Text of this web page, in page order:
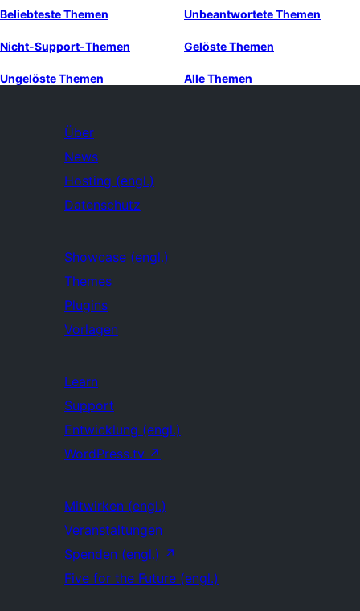
Beliebteste Themen Unbeantwortete Themen
Nicht-Support-Themen Gelöste Themen
Ungelöste Themen Alle Themen
Über
News
Hosting (engl.)
Datenschutz
Showcase (engl.)
Themes
Plugins
Vorlagen
Learn
Support
Entwicklung (engl.)
WordPress.tv ↗
Mitwirken (engl.)
Veranstaltungen
Spenden (engl.) ↗
Five for the Future (engl.)